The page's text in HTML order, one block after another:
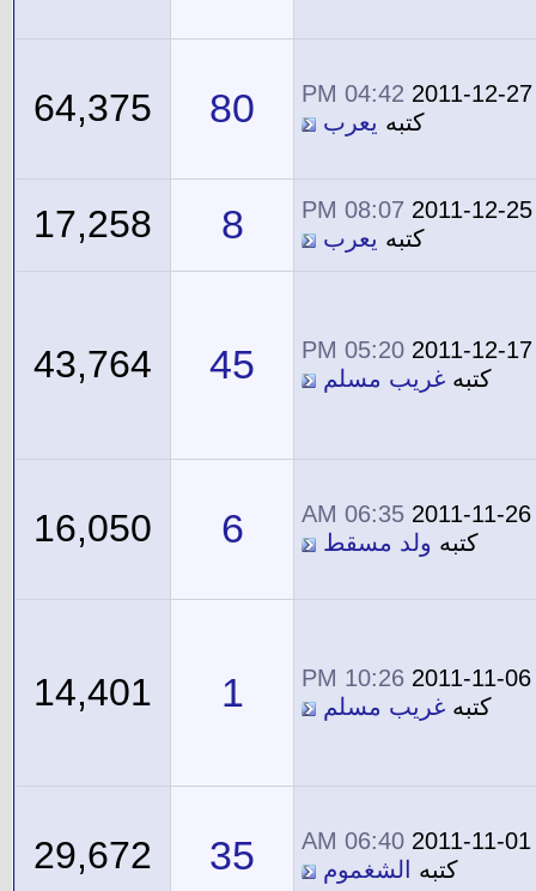
2011-12-27
04:42 PM
كتبه يعرب 80
64,375
2011-12-25
08:07 PM
كتبه يعرب 8
17,258
2011-12-17
05:20 PM
كتبه غريب مسلم 45
43,764
2011-11-26
06:35 AM
كتبه ولد مسقط 6
16,050
2011-11-06
10:26 PM
كتبه غريب مسلم 1
14,401
2011-11-01
06:40 AM
كتبه
الشغموم 35
29,672